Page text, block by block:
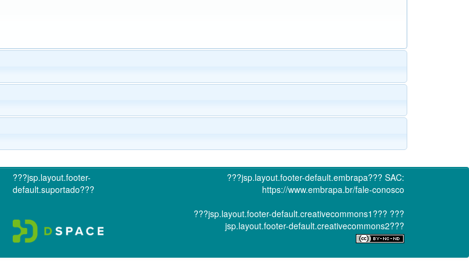
???jsp.layout.footer-
default.suportado???
???jsp.layout.footer-default.embrapa??? SAC:
https://www.embrapa.br/fale-conosco
???jsp.layout.footer-default.creativecommons1??? ???
jsp.layout.footer-default.creativecommons2???